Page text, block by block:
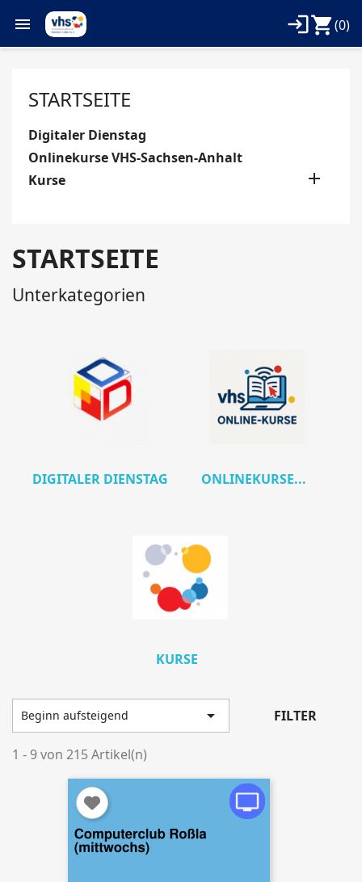
 shopping_cart(0)
login
STARTSEITE
Digitaler Dienstag
Onlinekurse VHS-Sachsen-Anhalt
Kurse

STARTSEITE
Unterkategorien
DIGITALER DIENSTAG ONLINEKURSE...
KURSE
Beginn aufsteigend  FILTER
1 - 9 von 215 Artikel(n)